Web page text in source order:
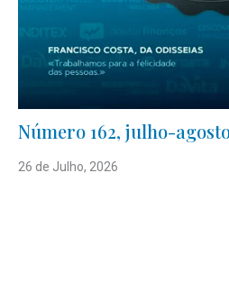
Número 162, julho-
26 de Julho, 2026